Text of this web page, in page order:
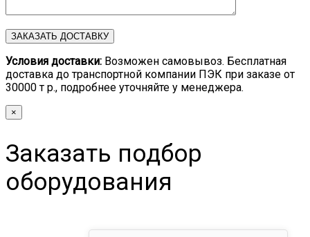
Условия доставки: Возможен самовывоз. Бесплатная
доставка до транспортной компании ПЭК при заказе от
30000 т р., подробнее уточняйте у менеджера.
×
Заказать подбор
оборудования